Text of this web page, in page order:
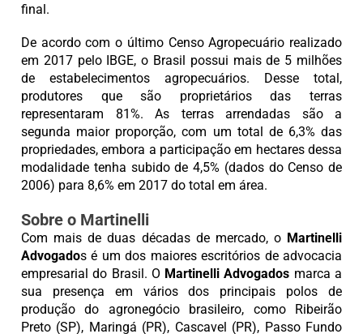
final.
De acordo com o último Censo Agropecuário realizado
em 2017 pelo IBGE, o Brasil possui mais de 5 milhões
de estabelecimentos agropecuários. Desse total,
produtores que são proprietários das terras
representaram 81%. As terras arrendadas são a
segunda maior proporção, com um total de 6,3% das
propriedades, embora a participação em hectares dessa
modalidade tenha subido de 4,5% (dados do Censo de
2006) para 8,6% em 2017 do total em área.
Sobre o Martinelli
Com mais de duas décadas de mercado, oMartinelli
Advogados é um dos maiores escritórios de advocacia
empresarial do Brasil. O Martinelli Advogados marca a
sua presença em vários dos principais polos de
produção do agronegócio brasileiro, como Ribeirão
Preto (SP), Maringá (PR), Cascavel (PR), Passo Fundo